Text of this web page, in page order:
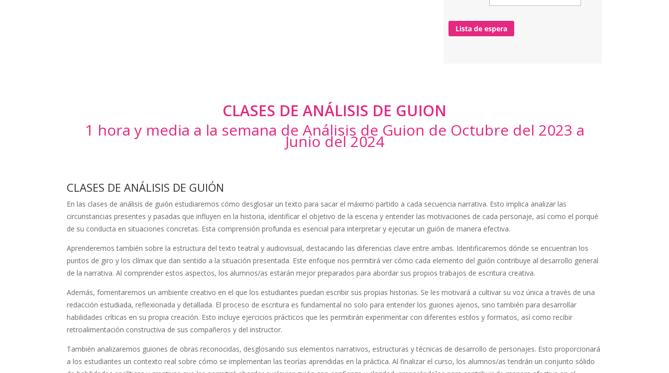
Lista de espera
CLASES DE ANÁLISIS DE GUION
1 hora y media a la semana de Análisis de Guion de Octubre del 2023 a
Junio del 2024
CLASES DE ANÁLISIS DE GUIÓN
En las clases de análisis de guión estudiaremos cómo desglosar un texto para sacar el máximo partido a cada secuencia narrativa. Esto implica analizar las
circunstancias presentes y pasadas que influyen en la historia, identificar el objetivo de la escena y entender las motivaciones de cada personaje, así como el porqué
de su conducta en situaciones concretas. Esta comprensión profunda es esencial para interpretar y ejecutar un guión de manera efectiva.
Aprenderemos también sobre la estructura del texto teatral y audiovisual, destacando las diferencias clave entre ambas. Identificaremos dónde se encuentran los
puntos de giro y los clímax que dan sentido a la situación presentada. Este enfoque nos permitirá ver cómo cada elemento del guión contribuye al desarrollo general
de la narrativa. Al comprender estos aspectos, los alumnos/as estarán mejor preparados para abordar sus propios trabajos de escritura creativa.
Además, fomentaremos un ambiente creativo en el que los estudiantes puedan escribir sus propias historias. Se les motivará a cultivar su voz única a través de una
redacción estudiada, reflexionada y detallada. El proceso de escritura es fundamental no solo para entender los guiones ajenos, sino también para desarrollar
habilidades críticas en su propia creación. Esto incluye ejercicios prácticos que les permitirán experimentar con diferentes estilos y formatos, así como recibir
retroalimentación constructiva de sus compañeros y del instructor.
También analizaremos guiones de obras reconocidas, desglosando sus elementos narrativos, estructuras y técnicas de desarrollo de personajes. Esto proporcionará
a los estudiantes un contexto real sobre cómo se implementan las teorías aprendidas en la práctica. Al finalizar el curso, los alumnos/as tendrán un conjunto sólido